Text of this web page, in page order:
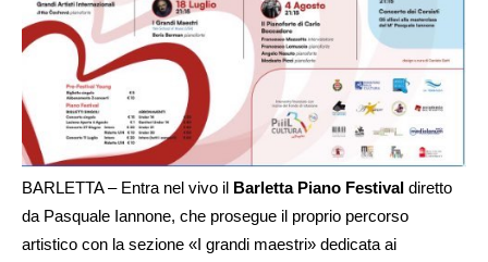
BARLETTA – Entra nel vivo il Barletta Piano Festival diretto
da Pasquale Iannone, che prosegue il proprio percorso
artistico con la sezione «I grandi maestri» dedicata ai